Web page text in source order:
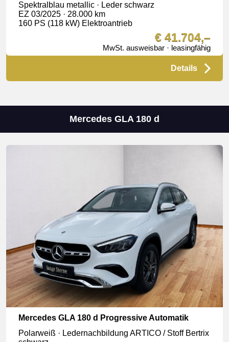
Spektralblau metallic · Leder schwarz
EZ 03/2025 · 28.000 km
160 PS (118 kW) Elektroantrieb
€ 41.704,–
MwSt. ausweisbar · leasingfähig
Details
Mercedes GLA 180 d
Mercedes GLA 180 d Progressive Automatik
Polarweiß · Ledernachbildung ARTICO / Stoff Bertrix